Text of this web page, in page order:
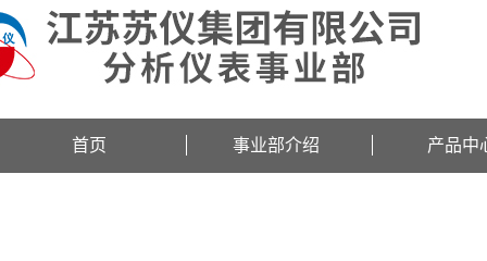
首页 事业部介绍 产品中